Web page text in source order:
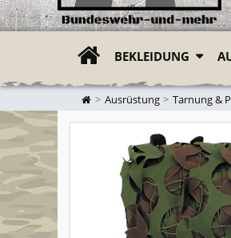
ZUR STARTSEITE
BEKLEIDUNG
Ausrüstung Tarnung &